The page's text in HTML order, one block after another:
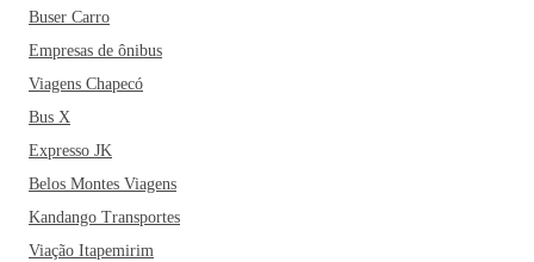
Buser Carro
Empresas de ônibus
Viagens Chapecó
Bus X
Expresso JK
Belos Montes Viagens
Kandango Transportes
Viação Itapemirim